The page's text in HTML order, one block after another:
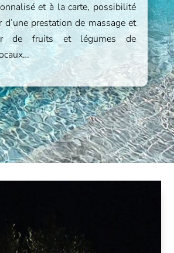
et à la carte, possibilité
d’une prestation de massage et
de fruits et légumes de